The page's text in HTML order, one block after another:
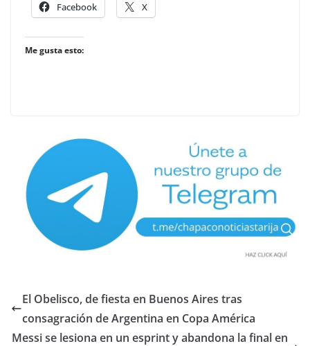
Facebook X
Me gusta esto:
El Obelisco, de fiesta en Buenos Aires tras
consagración de Argentina en Copa América
Messi se lesiona en un esprint y abandona la final en